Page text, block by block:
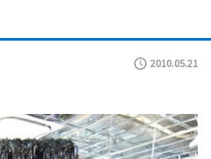
2010.05.21